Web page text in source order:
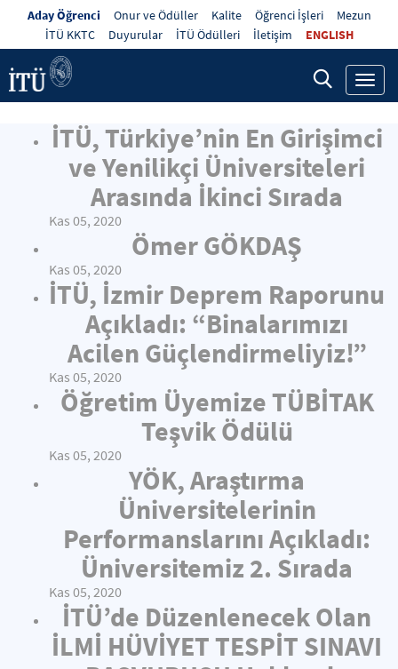
Aday Öğrenci Onur ve Ödüller Kalite Öğrenci İşleri
Mezun
İTÜ KKTC
Duyurular İTÜ Ödülleri İletişim ENGLISH
İTÜ, Türkiye’nin En Girişimci
ve Yenilikçi Üniversiteleri
Arasında İkinci Sırada
Kas 05, 2020
Ömer GÖKDAŞ
Kas 05, 2020
İTÜ, İzmir Deprem Raporunu
Açıkladı: “Binalarımızı
Acilen Güçlendirmeliyiz!”
Kas 05, 2020
Öğretim Üyemize TÜBİTAK
Teşvik Ödülü
Kas 05, 2020
YÖK, Araştırma
Üniversitelerinin
Performanslarını Açıkladı:
Üniversitemiz 2. Sırada
Kas 05, 2020
İTÜ’de Düzenlenecek Olan
İLMİ HÜVİYET TESPİT SINAVI